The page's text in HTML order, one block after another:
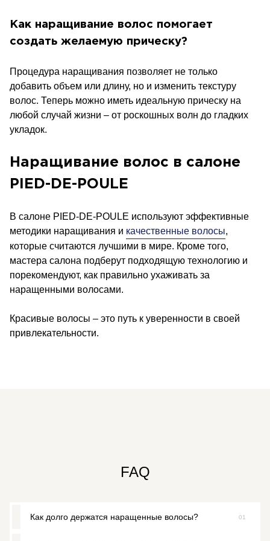
Как наращивание волос помогает
создать желаемую прическу?
Процедура наращивания позволяет не только
добавить объем или длину, но и изменить текстуру
волос. Теперь можно иметь идеальную прическу на
любой случай жизни – от роскошных волн до гладких
укладок.
Наращивание волос в салоне
PIED-DE-POULE
В салоне PIED-DE-POULE используют эффективные
методики наращивания и качественные волосы,
которые считаются лучшими в мире. Кроме того,
мастера салона подберут подходящую технологию и
порекомендуют, как правильно ухаживать за
наращенными волосами.
Красивые волосы – это путь к уверенности в своей
привлекательности.
FAQ
Как долго держатся наращенные волосы? 01